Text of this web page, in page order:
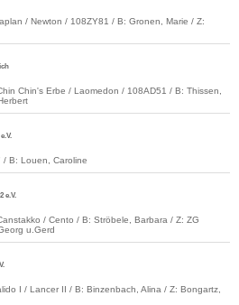
/ Newton / 108ZY81 / B: Gronen, Marie / Z:
Chin's Erbe / Laomedon / 108AD51 / B: Thissen,
/ B: Louen, Caroline
e.V.
/ Cento / B: Ströbele, Barbara / Z: ZG
u.Gerd
I / Lancer II / B: Binzenbach, Alina / Z: Bongartz,